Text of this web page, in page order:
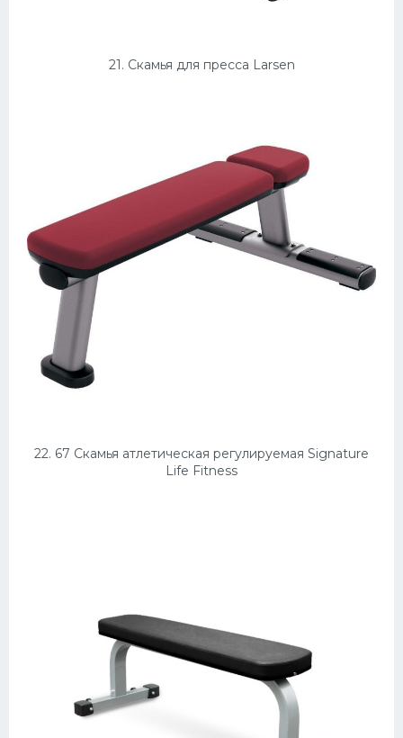
21. Скамья для пресса Larsen
22. 67 Скамья атлетическая регулируемая Signature
Life Fitness